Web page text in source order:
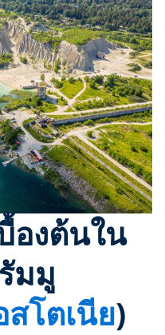
องต้นใน
มมู
สโตเนีย)